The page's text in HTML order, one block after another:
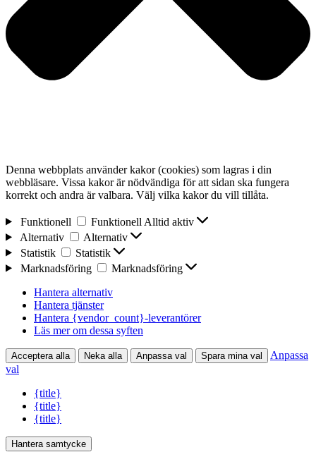
Denna webbplats använder kakor (cookies) som lagras i din
webbläsare. Vissa kakor är nödvändiga för att sidan ska fungera
korrekt och andra är valbara. Välj vilka kakor du vill tillåta.
Funktionell Funktionell Alltid aktiv
Alternativ
Alternativ
Statistik
Statistik
Marknadsföring
Marknadsföring
Hantera alternativ
Hantera tjänster
Hantera {vendor_count}-leverantörer
Läs mer om dessa syften
Acceptera alla Neka alla Anpassa val Spara mina val
Anpassa
val
{title}
{title}
{title}
Hantera samtycke